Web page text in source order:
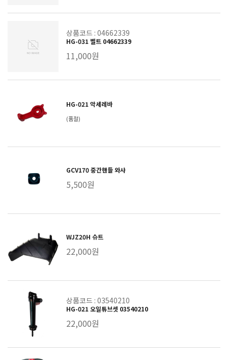
상품코드 : 04662339
HG-031 벨트 04662339
11,000원
HG-021 악세레바
(품절)
GCV170 중간핸들 와샤
5,500원
WJZ20H 슈트
22,000원
상품코드 : 03540210
HG-021 오일튜브셋 03540210
22,000원